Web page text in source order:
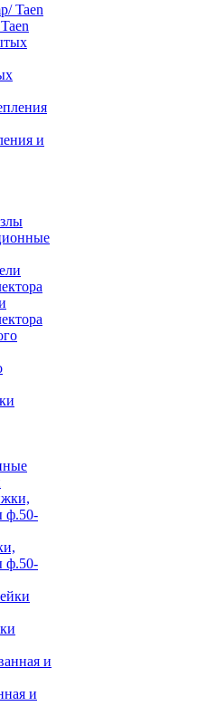
и
ф.50-
и